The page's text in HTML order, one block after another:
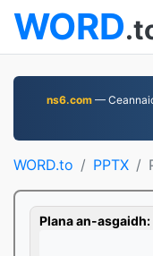
WORD
ns6.com —
WORD.to PPTX
Plana an-asgaidh: